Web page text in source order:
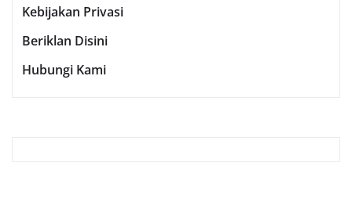
Kebijakan Privasi
Beriklan Disini
Hubungi Kami